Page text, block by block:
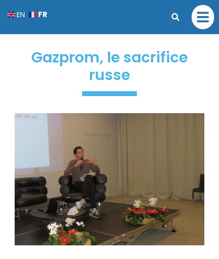
Gazprom, le sacrifice
russe
EN FR